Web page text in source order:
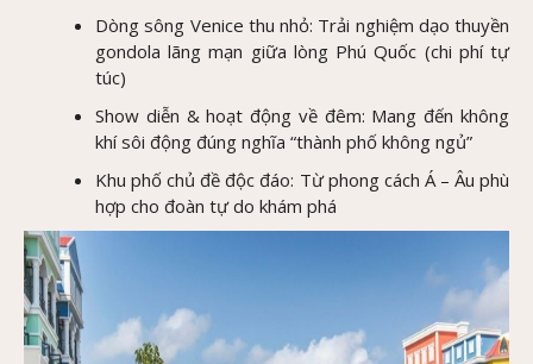
Dòng sông Venice thu nhỏ: Trải nghiệm dạo thuyền
gondola lãng mạn giữa lòng Phú Quốc (chi phí tự
túc)
Show diễn & hoạt động về đêm: Mang đến không
khí sôi động đúng nghĩa “thành phố không ngủ”
Khu phố chủ đề độc đáo: Từ phong cách Á – Âu phù
hợp cho đoàn tự do khám phá